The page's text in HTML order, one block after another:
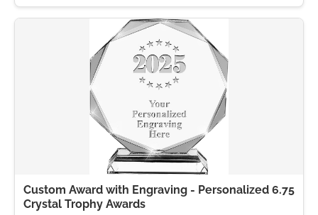
Custom Award with Engraving - Personalized 6.75
Crystal Trophy Awards